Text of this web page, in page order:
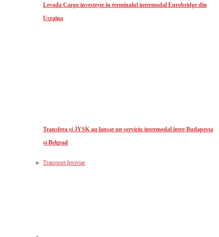
Levada Cargo investește în terminalul intermodal Eurobridge din
Ucraina
Transfera și JYSK au lansat un serviciu intermodal între Budapesta
și Belgrad
Transport feroviar